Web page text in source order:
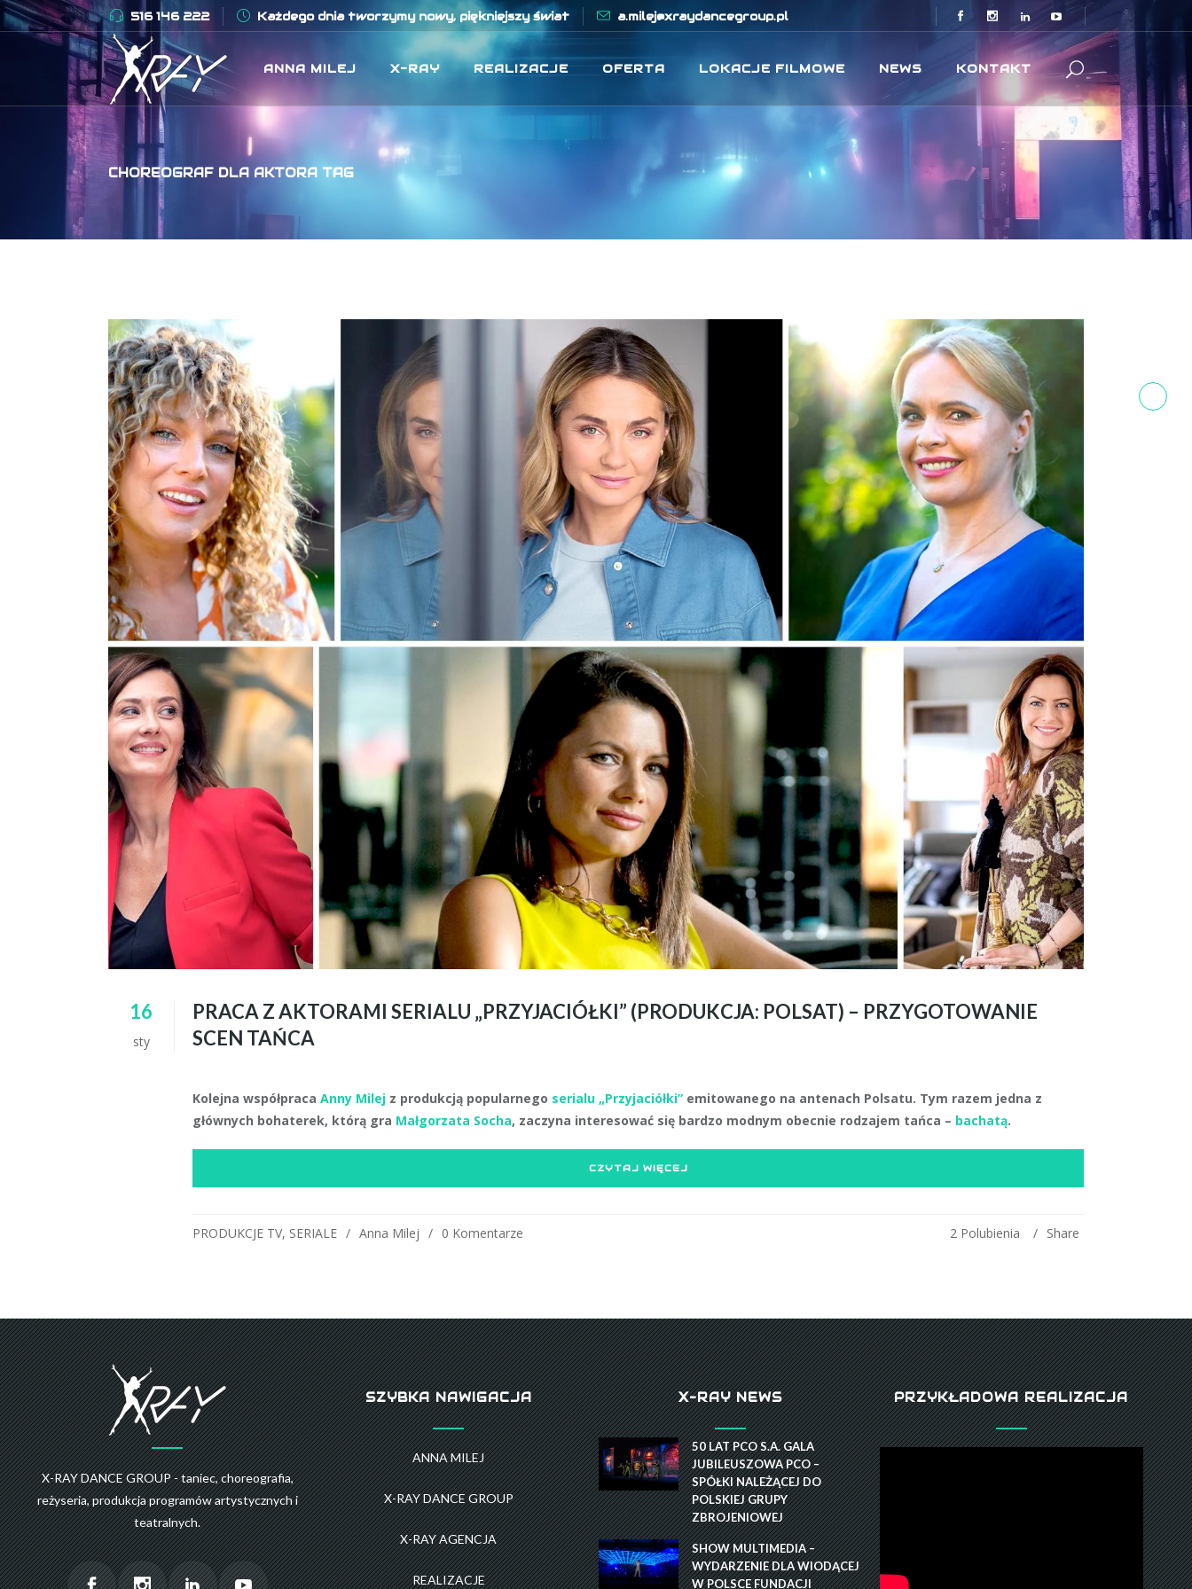
516 146 222 Każdego dnia tworzymy nowy, piękniejszy świat a.milej@xraydancegroup.pl
ANNA MILEJ X-RAY REALIZACJE OFERTA LOKACJE FILMOWE NEWS KONTAKT
CHOREOGRAF DLA AKTORA TAG
16
sty
PRACA Z AKTORAMI SERIALU „PRZYJACIÓŁKI” (PRODUKCJA: POLSAT) – PRZYGOTOWANIE
SCEN TAŃCA
Kolejna współpraca Anny Milej z produkcją popularnego serialu „Przyjaciółki” emitowanego na antenach Polsatu. Tym razem jedna z
głównych bohaterek, którą gra Małgorzata Socha, zaczyna interesować się bardzo modnym obecnie rodzajem tańca – bachatą.
CZYTAJ WIĘCEJ
PRODUKCJE TV, SERIALE Anna Milej 0 Komentarze Share
2 Polubienia
X-RAY DANCE GROUP - taniec, choreografia,
reżyseria, produkcja programów artystycznych i
teatralnych.
SZYBKA NAWIGACJA
ANNA MILEJ
X-RAY DANCE GROUP
X-RAY AGENCJA
REALIZACJE
X-RAY NEWS
50 LAT PCO S.A. GALA
JUBILEUSZOWA PCO –
SPÓŁKI NALEŻĄCEJ DO
POLSKIEJ GRUPY
ZBROJENIOWEJ
SHOW MULTIMEDIA –
WYDARZENIE DLA WIODĄCEJ
W POLSCE FUNDACJI
PRZYKŁADOWA REALIZACJA